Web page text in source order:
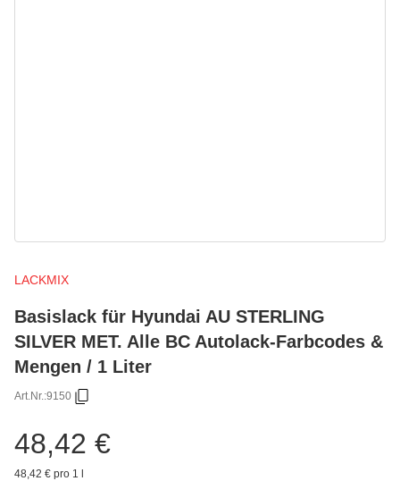
LACKMIX
Basislack für Hyundai AU STERLING
SILVER MET. Alle BC Autolack-Farbcodes &
Mengen / 1 Liter
Art.Nr.:9150
48,42 €
48,42 € pro 1 l